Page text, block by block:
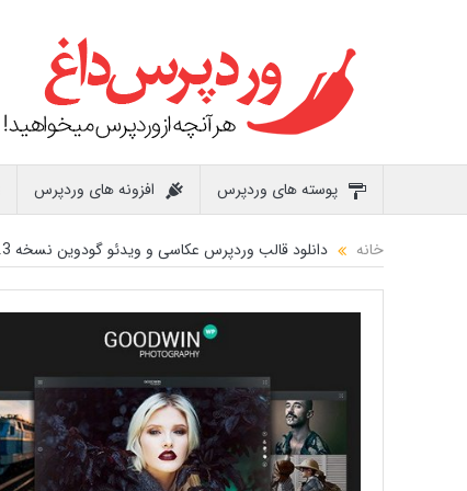
پوسته های وردپرس افزونه های وردپرس
خانه دانلود قالب وردپرس عکاسی و ویدئو گودوین نسخه 1.3